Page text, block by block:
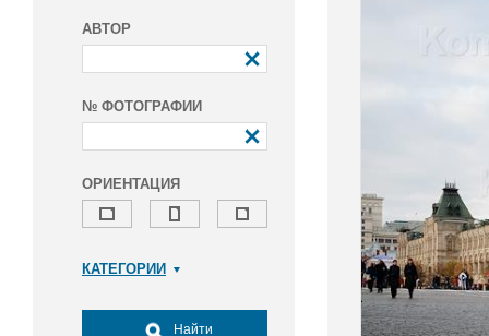
АВТОР
№ ФОТОГРАФИИ
ОРИЕНТАЦИЯ
КАТЕГОРИИ
Досуг, туризм и отдых
Найти